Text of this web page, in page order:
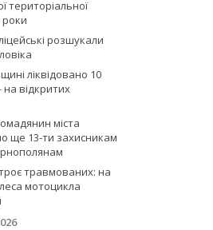
територіальної
роки
розшукали
ліквідовано 10
відкритих
міста
ще 13-ти захисникам
травмованих: на
мотоцикла